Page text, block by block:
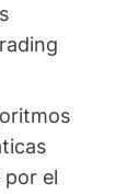
por el